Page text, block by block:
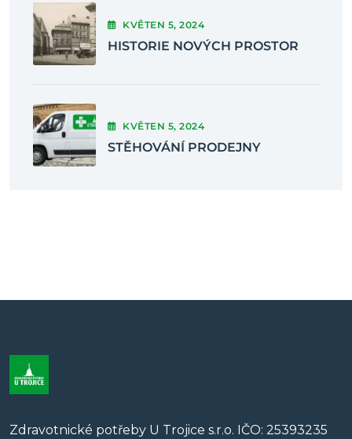
KVĚTEN 5, 2024
HISTORIE NOVÝCH PROSTOR
KVĚTEN 5, 2024
STĚHOVÁNÍ PRODEJNY
Zdravotnické potřeby U Trojice s.r.o. IČO: 25393235